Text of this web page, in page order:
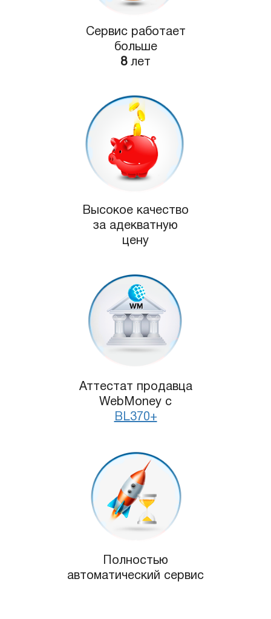
Сервис работает
больше
8лет
Высокое качество
за адекватную
цену
Аттестат продавца
WebMoney с
BL370+
Полностью
автоматический сервис